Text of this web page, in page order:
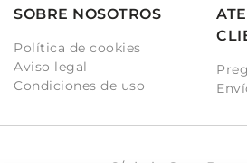
SOBRE NOSOTROS
Política de cookies
Aviso legal
Condiciones de uso